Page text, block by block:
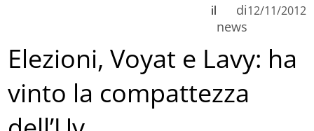
di
news
il 12/11/2012
Elezioni, Voyat e Lavy: ha
vinto la compattezza